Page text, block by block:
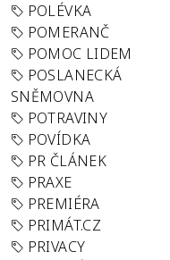
POLÉVKA
POMERANČ
POMOC LIDEM
POSLANECKÁ
SNĚMOVNA
POTRAVINY
POVÍDKA
PR ČLÁNEK
PRAXE
PREMIÉRA
PRIMÁT.CZ
PRIVACY